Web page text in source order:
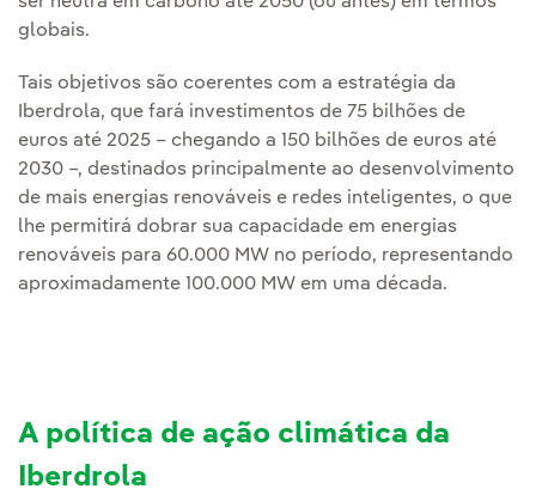
globais.
Tais objetivos são coerentes com a estratégia da
Iberdrola, que fará investimentos de 75 bilhões de
euros até 2025 – chegando a 150 bilhões de euros até
2030 –, destinados principalmente ao desenvolvimento
de mais energias renováveis e redes inteligentes, o que
lhe permitirá dobrar sua capacidade em energias
renováveis para 60.000 MW no período, representando
aproximadamente 100.000 MW em uma década.
A política de ação climática da
Iberdrola